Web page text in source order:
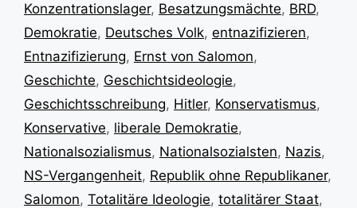
Konzentrationslager, Besatzungsmächte, BRD,
Demokratie, Deutsches Volk, entnazifizieren,
Entnazifizierung, Ernst von Salomon,
Geschichte, Geschichtsideologie,
Geschichtsschreibung, Hitler, Konservatismus,
Konservative, liberale Demokratie,
Nationalsozialismus, Nationalsozialsten, Nazis,
NS-Vergangenheit, Republik ohne Republikaner,
Salomon, Totalitäre Ideologie, totalitärer Staat,